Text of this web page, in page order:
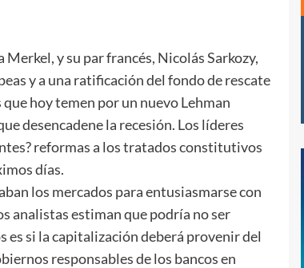
y su par francés, Nicolás Sarkozy,
y a una ratificación del fondo de rescate
hoy temen por un nuevo Lehman
desencadene la recesión. Los líderes
reformas a los tratados constitutivos
días.
los mercados para entusiasmarse con
analistas estiman que podría no ser
es si la capitalización deberá provenir del
responsables de los bancos en